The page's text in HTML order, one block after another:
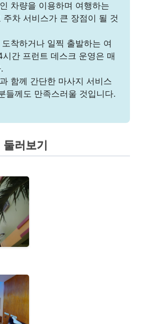
차량을 이용하며 여행하는
주차 서비스가 큰 장점이 될 것
착하거나 일찍 출발하는 여
간 프런트 데스크 운영은 매
함께 간단한 마사지 서비스
들께도 만족스러울 것입니다.
러보기